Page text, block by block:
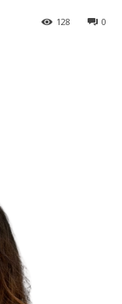
0
128